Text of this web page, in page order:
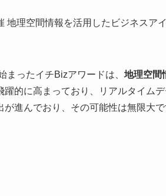
地理空間情報を活用したビジネスア
まったイチBizアワードは、 地理空間
躍的に高まっており、リアルタイム
が進んでおり、その可能性は無限大